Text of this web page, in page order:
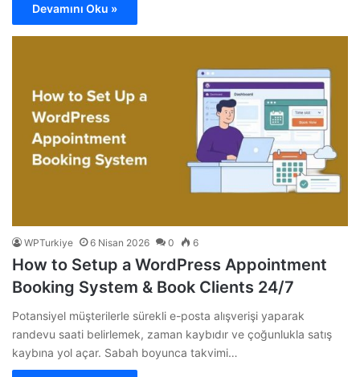
Devamını Oku »
WPTurkiye 6 Nisan 2026 0 6
How to Setup a WordPress Appointment
Booking System & Book Clients 24/7
Potansiyel müşterilerle sürekli e-posta alışverişi yaparak
randevu saati belirlemek, zaman kaybıdır ve çoğunlukla satış
kaybına yol açar. Sabah boyunca takvimi…